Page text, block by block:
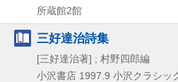
所蔵館2館
三好達治詩集
[三好達治著] ; 村野四郎編
小沢書店 1997.9 小沢クラシッ